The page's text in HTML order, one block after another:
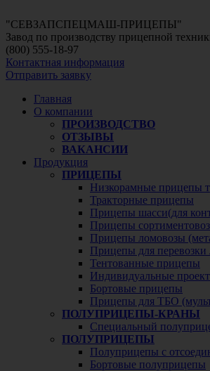
"СЕВЗАПСПЕЦМАШ-ПРИЦЕПЫ"
Завод по производству прицепной
(800) 555-18-97
Контактная информация
Отправить заявку
Главная
О компании
ПРОИЗВОДСТВО
ОТЗЫВЫ
ВАКАНСИИ
Продукция
ПРИЦЕПЫ
Низкорамные прицепы
Тракторные прицепы
Прицепы шасси(для
Прицепы
Прицепы ломовозы
Прицепы для перевозки
Тентованные прицепы
Индивидуальные
Бортовые прицепы
Прицепы для ТБО
ПОЛУПРИЦЕПЫ-КРАНЫ
Специальный
ПОЛУПРИЦЕПЫ
Полуприцепы с
Бортовые полуприцепы